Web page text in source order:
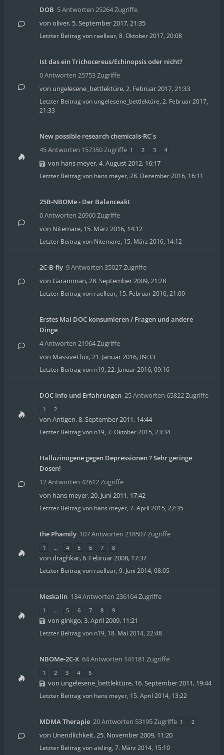
DOB 5 Antworten 25264 Zugriffe
von oliver, 5. September 2017, 21:35
Letzter Beitrag von raellear, 8. Oktober 2017, 20:08
Ist das ein Trichocereus/Echinopsis oder nicht?
0 Antworten 25753 Zugriffe
von ungelesene_bettlektüre,2. Februar 2017, 21:33
Letzter Beitrag von ungelesene_bettlektüre, 2. Februar 2017,
21:33
New possible research chemicals-RC´s
45 Antworten 157350 Zugriffe 1 2 3 4
von hans meyer,4. August 2012, 16:17
Letzter Beitrag von hans meyer, 28. Dezember 2016, 16:11
25B-NBOMe - Der Balanceakt
0 Antworten 26960 Zugriffe
von Nitemare, 15. März 2016, 14:12
Letzter Beitrag von Nitemare, 15. März 2016, 14:12
2C-B-fly 9 Antworten 35027 Zugriffe
von Garamman,28. September 2009, 21:28
Letzter Beitrag von raellear, 15. Februar 2016, 21:00
Erstes Mal DOC konsumieren / Fragen und andere
Dinge
4 Antworten 21964 Zugriffe
von MassiveFlux,21. Januar 2016, 09:33
Letzter Beitrag von n19, 22. Januar 2016, 09:16
DOC Info und Erfahrungen 25 Antworten 65822 Zugriffe
1 2
von Antigen,8. September 2011, 14:44
Letzter Beitrag von n19, 7. Oktober 2015, 23:34
Halluzinogene gegen Depressionen ? Sehr geringe
Dosen!
12 Antworten 42612 Zugriffe
von hans meyer,20. Juni 2011, 17:42
Letzter Beitrag von hans meyer, 7. April 2015, 22:35
the Phamily 107 Antworten 218507 Zugriffe
1 … 4 5 6 7 8
von draghkar,6. Februar 2008, 17:37
Letzter Beitrag von raellear, 9. Juni 2014, 08:05
Meskalin 134 Antworten 236104 Zugriffe
1 … 5 6 7 8 9
von ginkgo,3. April 2009, 11:21
Letzter Beitrag von n19, 18. Mai 2014, 22:48
NBOMe-2C-X 64 Antworten 141181 Zugriffe
1 2 3 4 5
von ungelesene_bettlektüre, 16. September 2011, 19:44
Letzter Beitrag von hans meyer, 15. April 2014, 13:22
MDMA Therapie 20 Antworten 53195 Zugriffe 1 2
von Unendlichkeit,25. November 2009, 11:20
Letzter Beitrag vonaisling, 7. März 2014, 15:10